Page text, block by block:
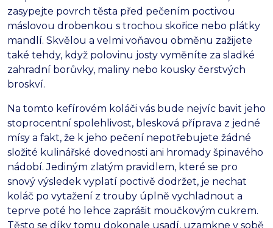
zasypejte povrch těsta před pečením poctivou
máslovou drobenkou s trochou skořice nebo plátky
mandlí. Skvělou a velmi voňavou obměnu zažijete
také tehdy, když polovinu josty vyměníte za sladké
zahradní borůvky, maliny nebo kousky čerstvých
broskví.
Na tomto kefírovém koláči vás bude nejvíc bavit jeho
stoprocentní spolehlivost, blesková příprava z jedné
mísy a fakt, že k jeho pečení nepotřebujete žádné
složité kulinářské dovednosti ani hromady špinavého
nádobí. Jediným zlatým pravidlem, které se pro
snový výsledek vyplatí poctivě dodržet, je nechat
koláč po vytažení z trouby úplně vychladnout a
teprve poté ho lehce zaprášit moučkovým cukrem.
Těsto se díky tomu dokonale usadí, uzamkne v sobě